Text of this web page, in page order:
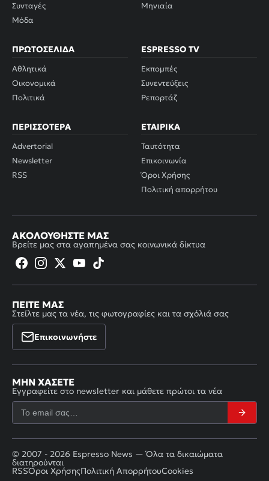
Συνταγές
Μόδα
Μηνιαία
ΠΡΩΤΟΣΈΛΙΔΑ
Αθλητικά
Οικονομικά
Πολιτικά
ESPRESSO TV
Εκπομπές
Συνεντεύξεις
Ρεπορτάζ
ΠΕΡΙΣΣΌΤΕΡΑ
Advertorial
Newsletter
RSS
ΕΤΑΙΡΙΚΆ
Ταυτότητα
Επικοινωνία
Όροι Χρήσης
Πολιτική απορρήτου
ΑΚΟΛΟΥΘΉΣΤΕ ΜΑΣ
Βρείτε μας στα αγαπημένα σας κοινωνικά δίκτυα
ΠΕΊΤΕ ΜΑΣ
Στείλτε μας τα νέα, τις φωτογραφίες και τα σχόλιά σας
Επικοινωνήστε
ΜΗΝ ΧΆΣΕΤΕ
Εγγραφείτε στο newsletter και μάθετε πρώτοι τα νέα
© 2007 - 2026 Espresso News — Όλα τα δικαιώματα
διατηρούνται
RSSΌροι ΧρήσηςΠολιτική ΑπορρήτουCookies